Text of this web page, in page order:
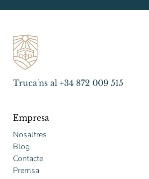
Truca'ns al +34 872 009 515
Empresa
Nosaltres
Blog
Contacte
Premsa